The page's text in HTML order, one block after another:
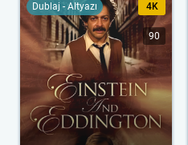
Dublaj - Altyazı 4K
90